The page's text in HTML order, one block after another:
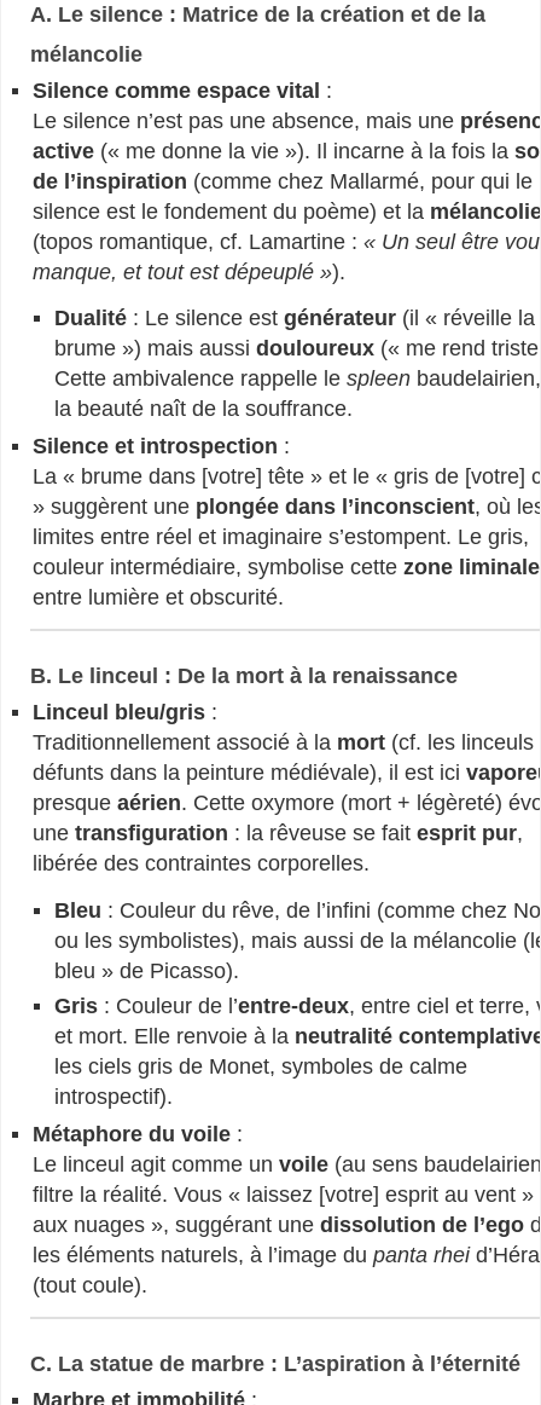
A. Le silence : Matrice de la création et de la
mélancolie
Silence comme espace vital :
Le silence n’est pas une absence, mais une
active(« me donne la vie »). Il incarne à la fois la
de l’inspiration (comme chez Mallarmé, pour qui le
silence est le fondement du poème) et la mélancolie
(topos romantique, cf. Lamartine : « Un seul être
manque, et tout est dépeuplé »).
Dualité: Le silence est générateur(il « réveille la
brume ») mais aussi douloureux(« me rend
Cette ambivalence rappelle le spleen
la beauté naît de la souffrance.
Silence et introspection :
La « brume dans [votre] tête » et le « gris de [votre]
» suggèrent une plongée dans l’inconscient, où
limites entre réel et imaginaire s’estompent. Le gris,
couleur intermédiaire, symbolise cette zone liminale
entre lumière et obscurité.
B. Le linceul : De la mort à la renaissance
Linceul bleu/gris:
Traditionnellement associé à la mort(cf. les linceuls
défunts dans la peinture médiévale), il est ici
presque aérien. Cette oxymore (mort + légèreté)
une transfiguration : la rêveuse se fait esprit pur,
libérée des contraintes corporelles.
Bleu : Couleur du rêve, de l’infini (comme chez
ou les symbolistes), mais aussi de la mélancolie
bleu » de Picasso).
Gris: Couleur de l’entre-deux, entre ciel et terre,
et mort. Elle renvoie à la neutralité
les ciels gris de Monet, symboles de calme
introspectif).
Métaphore du voile:
Le linceul agit comme un voile(au sens
filtre la réalité. Vous « laissez [votre] esprit au vent »
aux nuages », suggérant une dissolution de l’ego
les éléments naturels, à l’image du panta rhei
(tout coule).
C. La statue de marbre : L’aspiration à l’éternité